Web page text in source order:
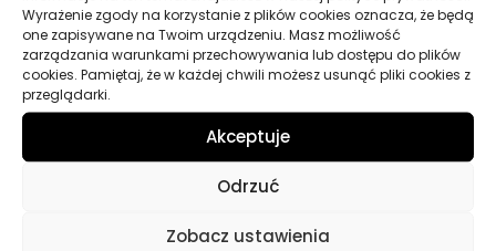
Wyrażenie zgody na korzystanie z plików cookies oznacza, że będą
one zapisywane na Twoim urządzeniu. Masz możliwość
zarządzania warunkami przechowywania lub dostępu do plików
cookies. Pamiętaj, że w każdej chwili możesz usunąć pliki cookies z
przeglądarki.
Akceptuje
Odrzuć
Zobacz ustawienia
Producent Elf
Baza
0W-20
Samochody osobowe
C5